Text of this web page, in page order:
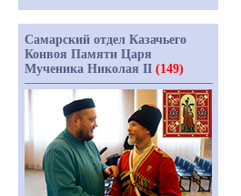
Самарский отдел Казачьего
Конвоя Памяти Царя
Мученика Николая II (149)